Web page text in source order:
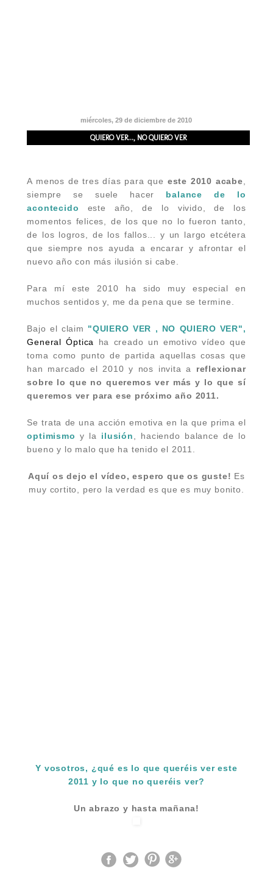
miércoles, 29 de diciembre de 2010
QUIERO VER..., NO QUIERO VER
A menos de tres días para que este 2010 acabe,
siempre se suele hacer balance de lo
acontecido este año, de lo vivido, de los
momentos felices, de los que no lo fueron tanto,
de los logros, de los fallos... y un largo etcétera
que siempre nos ayuda a encarar y afrontar el
nuevo año con más ilusión si cabe.
Para mí este 2010 ha sido muy especial en
muchos sentidos y, me da pena que se termine.
Bajo el claim "QUIERO VER , NO QUIERO VER",
General Óptica ha creado un emotivo vídeo que
toma como punto de partida aquellas cosas que
han marcado el 2010 y nos invita a reflexionar
sobre lo que no queremos ver más y lo que sí
queremos ver para ese próximo año 2011.
Se trata de una acción emotiva en la que prima el
optimismo y la ilusión, haciendo balance de lo
bueno y lo malo que ha tenido el 2011.
Aquí os dejo el vídeo, espero que os guste! Es
muy cortito, pero la verdad es que es muy bonito.
Y vosotros, ¿qué es lo que queréis ver este
2011 y lo que no queréis ver?
Un abrazo y hasta mañana!